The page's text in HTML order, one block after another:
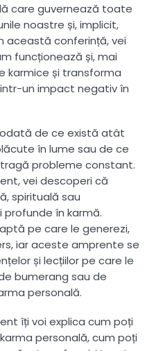
care guvernează toate
noastre și, implicit,
această conferință, vei
funcționează și, mai
karmice și transforma
un impact negativ în
de ce există atât
în lume sau de ce
probleme constant.
vei descoperi că
spirituală sau
în karmă.
pe care le generezi,
iar aceste amprente se
și lecțiilor pe care le
bumerang sau de
personală.
îți voi explica cum poți
personală, cum poți